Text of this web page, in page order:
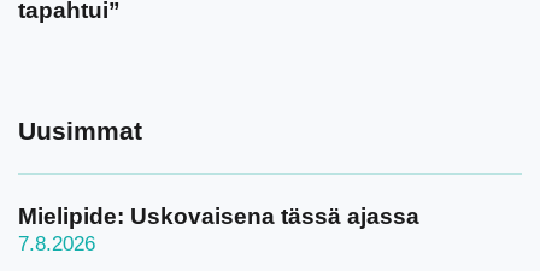
tapahtui”
Uusimmat
Mielipide: Uskovaisena tässä ajassa
7.8.2026